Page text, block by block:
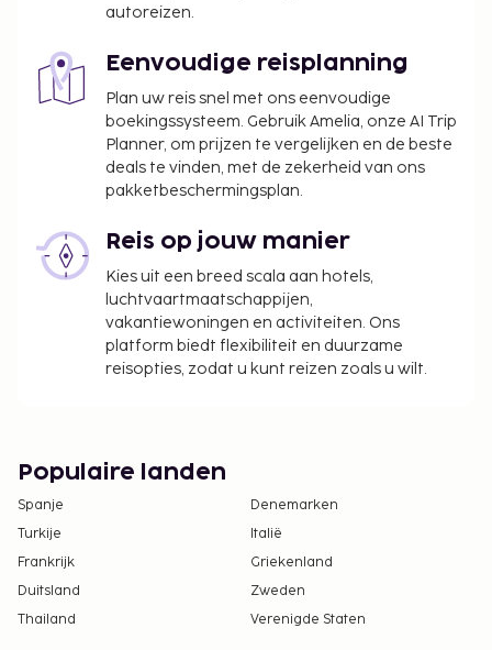
autoreizen.
Eenvoudige reisplanning
Plan uw reis snel met ons eenvoudige
boekingssysteem. Gebruik Amelia, onze AI Trip
Planner, om prijzen te vergelijken en de beste
deals te vinden, met de zekerheid van ons
pakketbeschermingsplan.
Reis op jouw manier
Kies uit een breed scala aan hotels,
luchtvaartmaatschappijen,
vakantiewoningen en activiteiten. Ons
platform biedt flexibiliteit en duurzame
reisopties, zodat u kunt reizen zoals u wilt.
Populaire landen
Spanje
Denemarken
Turkije
Italië
Frankrijk
Griekenland
Duitsland
Zweden
Thailand
Verenigde Staten